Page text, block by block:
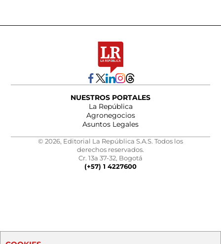
NUESTROS PORTALES
La República
Agronegocios
Asuntos Legales
© 2026, Editorial La República S.A.S. Todos los
derechos reservados.
Cr. 13a 37-32, Bogotá
(+57) 1 4227600